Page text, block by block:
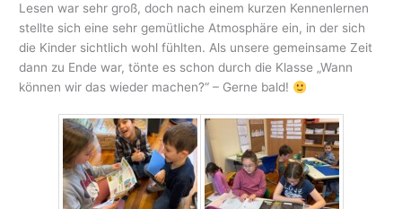
Lesen war sehr groß, doch nach einem kurzen Kennenlernen
stellte sich eine sehr gemütliche Atmosphäre ein, in der sich
die Kinder sichtlich wohl fühlten. Als unsere gemeinsame Zeit
dann zu Ende war, tönte es schon durch die Klasse „Wann
können wir das wieder machen?“ – Gerne bald!